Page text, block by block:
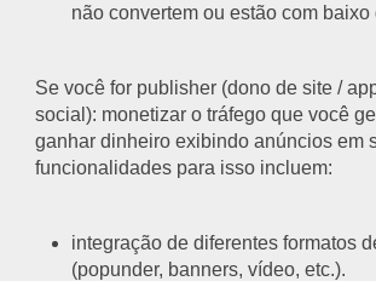
não convertem ou estão com baixo
Se você for publisher (dono de site /
social): monetizar o tráfego que você
ganhar dinheiro exibindo anúncios em
funcionalidades para isso incluem:
integração de diferentes formatos
(popunder, banners, vídeo, etc.).